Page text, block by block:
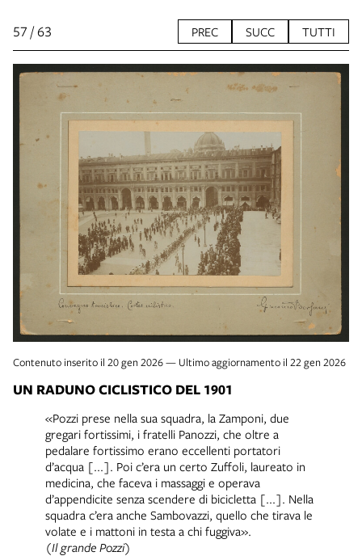
57 / 63 PREC SUCC TUTTI
Contenuto inserito il 20 gen 2026 — Ultimo aggiornamento il 22 gen 2026
UN RADUNO CICLISTICO DEL 1901
«Pozzi prese nella sua squadra, la Zamponi, due
gregari fortissimi, i fratelli Panozzi, che oltre a
pedalare fortissimo erano eccellenti portatori
d’acqua [...]. Poi c’era un certo Zuffoli, laureato in
medicina, che faceva i massaggi e operava
d’appendicite senza scendere di bicicletta [...]. Nella
squadra c’era anche Sambovazzi, quello che tirava le
volate e i mattoni in testa a chi fuggiva».
(Il grande Pozzi)